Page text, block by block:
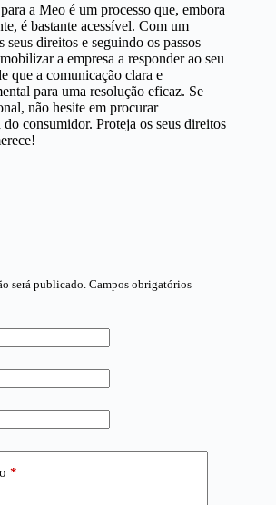
a Meo é um processo que, embora
é bastante acessível. Com um
direitos e seguindo os passos
a empresa a responder ao seu
que a comunicação clara e
para uma resolução eficaz. Se
não hesite em procurar
do consumidor. Proteja os seus direitos
será publicado. Campos obrigatórios
*